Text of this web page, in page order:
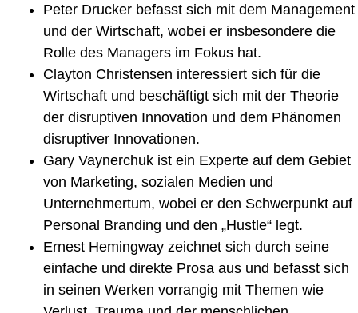
Peter Drucker befasst sich mit dem Management
und der Wirtschaft, wobei er insbesondere die
Rolle des Managers im Fokus hat.
Clayton Christensen interessiert sich für die
Wirtschaft und beschäftigt sich mit der Theorie
der disruptiven Innovation und dem Phänomen
disruptiver Innovationen.
Gary Vaynerchuk ist ein Experte auf dem Gebiet
von Marketing, sozialen Medien und
Unternehmertum, wobei er den Schwerpunkt auf
Personal Branding und den „Hustle“ legt.
Ernest Hemingway zeichnet sich durch seine
einfache und direkte Prosa aus und befasst sich
in seinen Werken vorrangig mit Themen wie